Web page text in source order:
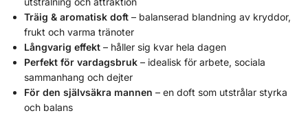
Träig & aromatisk doft – balanserad blandning av kryddor,
frukt och varma tränoter
Långvarig effekt – håller sig kvar hela dagen
Perfekt för vardagsbruk – idealisk för arbete, sociala
sammanhang och dejter
För den självsäkra mannen – en doft som utstrålar styrka
och balans